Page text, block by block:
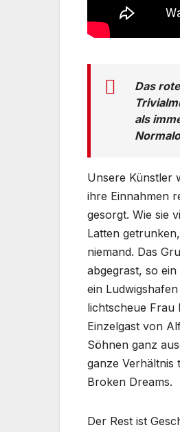
Das
als
Unsere Künstler
ihre Einnahmen
gesorgt. Wie sie
Latten
niemand. Das
abgegrast, so
ein
lichtscheue Frau
Einzelgast von
Söhnen ganz
ganze Verhältnis
Broken Dreams.
Der Rest ist